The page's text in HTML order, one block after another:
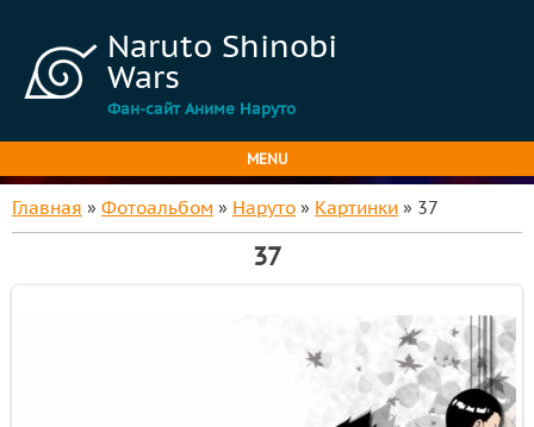
Naruto Shinobi
Wars
Фан-сайт Аниме Наруто
MENU
Главная » Фотоальбом » Наруто » Картинки » 37
37